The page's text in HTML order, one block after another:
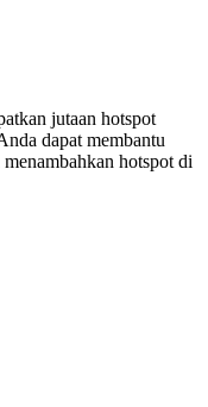
jutaan hotspot
dapat membantu
hotspot di